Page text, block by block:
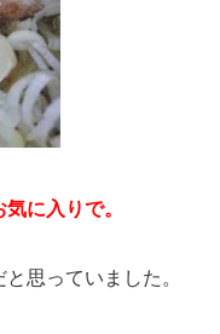
に入りで。
思っていました。